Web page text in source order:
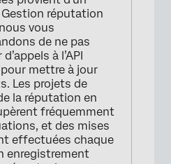
réputation
vous
de ne pas
à l’API
mettre à jour
Les projets de
la réputation en
fréquemment
et des mises
effectuées chaque
enregistrement